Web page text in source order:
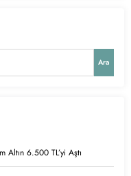
Ara
Altın 6.500 TL’yi Aştı